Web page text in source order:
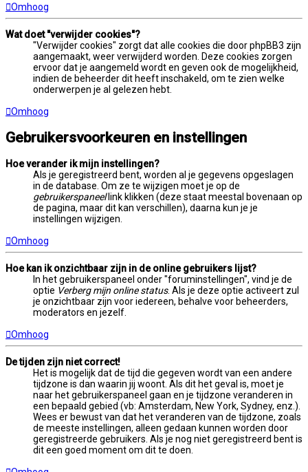
Omhoog
Wat doet "verwijder cookies"?
"Verwijder cookies" zorgt dat alle cookies die door phpBB3 zijn
aangemaakt, weer verwijderd worden. Deze cookies zorgen
ervoor dat je aangemeld wordt en geven ook de mogelijkheid,
indien de beheerder dit heeft inschakeld, om te zien welke
onderwerpen je al gelezen hebt.
Omhoog
Gebruikersvoorkeuren en instellingen
Hoe verander ik mijn instellingen?
Als je geregistreerd bent, worden al je gegevens opgeslagen
in de database. Om ze te wijzigen moet je op de
gebruikerspaneellink klikken (deze staat meestal bovenaan op
de pagina, maar dit kan verschillen), daarna kun je je
instellingen wijzigen.
Omhoog
Hoe kan ik onzichtbaar zijn in de online gebruikers lijst?
In het gebruikerspaneel onder "foruminstellingen", vind je de
optie Verberg mijn online status. Als je deze optie activeert zul
je onzichtbaar zijn voor iedereen, behalve voor beheerders,
moderators en jezelf.
Omhoog
De tijden zijn niet correct!
Het is mogelijk dat de tijd die gegeven wordt van een andere
tijdzone is dan waarin jij woont. Als dit het geval is, moet je
naar het gebruikerspaneel gaan en je tijdzone veranderen in
een bepaald gebied (vb: Amsterdam, New York, Sydney, enz.).
Wees er bewust van dat het veranderen van de tijdzone, zoals
de meeste instellingen, alleen gedaan kunnen worden door
geregistreerde gebruikers. Als je nog niet geregistreerd bent is
dit een goed moment om dit te doen.